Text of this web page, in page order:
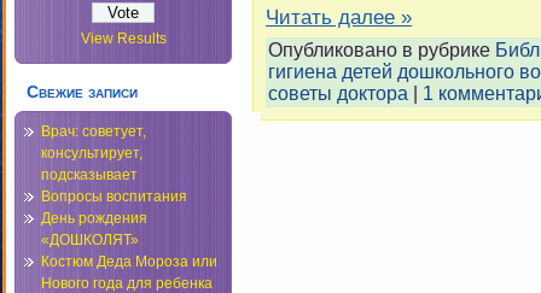
View Results
Свежие записи
Врач: советует,
консультирует,
подсказывает
Вопросы воспитания
День рождения
«ДОШКОЛЯТ»
Костюм Деда Мороза или
Нового года для ребенка
Читать далее »
Опубликовано в рубрике
гигиена детей дошкольного
советы доктора
1